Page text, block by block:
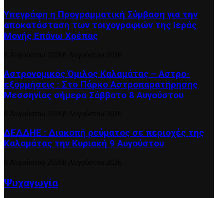
Υπεγράφη η Προγραμματική Σύμβαση για την
αποκατάσταση των τοιχογραφιών της Ιεράς
Μονής Επάνω Χρέπας
Αστρονομικός Όμιλος Καλαμάτας – Αστρο-
εξορμήσεις : Στο Πάρκο Αστροπαρατήρησης
Μεσσηνίας σήμερα Σάββατο 8 Αυγούστου
ΔΕΔΔΗΕ : Διακοπή ρεύματος σε περιοχές της
Καλαμάτας την Κυριακή 9 Αυγούστου
Ψυχαγωγία